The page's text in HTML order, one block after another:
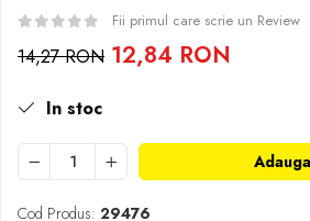
Atlase, dictionare si enciclopedii
Carte prescolara
Carti de colorat
Grafice
Literatura si fictiune
Povesti pentru copii
Fii primul care scrie un Review
14,27 RON 12,84 RON
In stoc
Cod Produs: 29476